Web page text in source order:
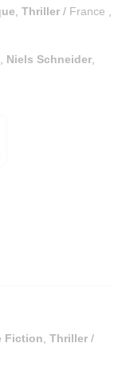
,Thriller / France
Niels Schneider
Fiction ,Thriller /